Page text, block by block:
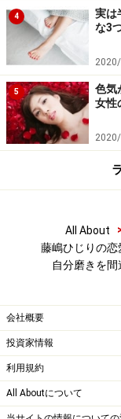
4
実は
な3
5
色気
女性
All About >
藤嶋ひじりの恋
自分磨きを
会社概要
投資家情報
利用規約
All Aboutについて